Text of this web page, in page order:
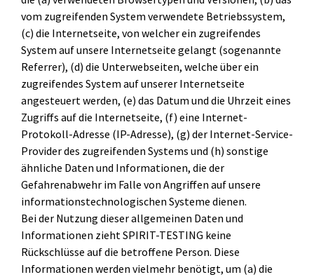
vom zugreifenden System verwendete Betriebssystem,
(c) die Internetseite, von welcher ein zugreifendes
System auf unsere Internetseite gelangt (sogenannte
Referrer), (d) die Unterwebseiten, welche über ein
zugreifendes System auf unserer Internetseite
angesteuert werden, (e) das Datum und die Uhrzeit eines
Zugriffs auf die Internetseite, (f) eine Internet-
Protokoll-Adresse (IP-Adresse), (g) der Internet-Service-
Provider des zugreifenden Systems und (h) sonstige
ähnliche Daten und Informationen, die der
Gefahrenabwehr im Falle von Angriffen auf unsere
informationstechnologischen Systeme dienen.
Bei der Nutzung dieser allgemeinen Daten und
Informationen zieht SPIRIT-TESTING keine
Rückschlüsse auf die betroffene Person. Diese
Informationen werden vielmehr benötigt, um (a) die